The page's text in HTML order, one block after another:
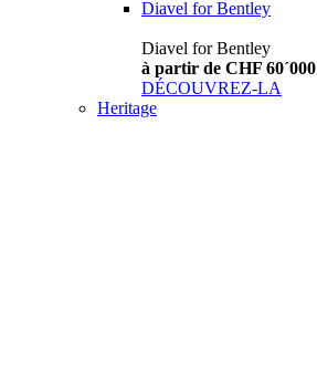
Diavel for Bentley
Diavel for Bentley
à partir de CHF 60´000
DÉCOUVREZ-LA
Heritage